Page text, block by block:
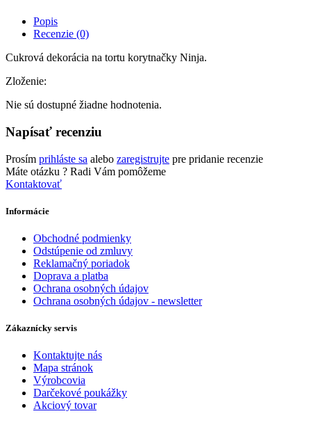
Popis
Recenzie (0)
Cukrová dekorácia na tortu korytnačky Ninja.
Zloženie:
Nie sú dostupné žiadne hodnotenia.
Napísať recenziu
Prosím prihláste sa alebo zaregistrujte pre pridanie recenzie
Máte otázku ? Radi Vám pomôžeme
Kontaktovať
Informácie
Obchodné podmienky
Odstúpenie od zmluvy
Reklamačný poriadok
Doprava a platba
Ochrana osobných údajov
Ochrana osobných údajov - newsletter
Zákaznícky servis
Kontaktujte nás
Mapa stránok
Výrobcovia
Darčekové poukážky
Akciový tovar